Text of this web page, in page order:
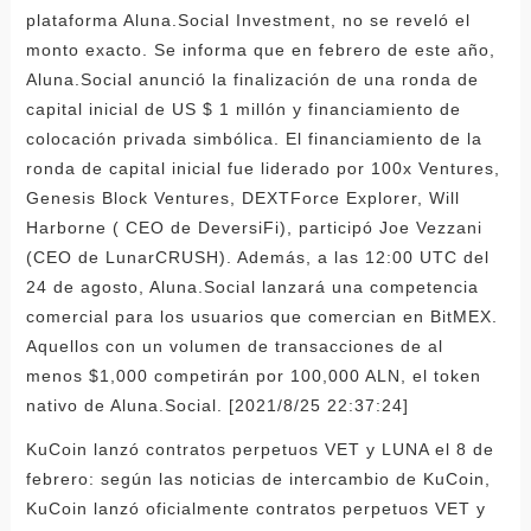
plataforma Aluna.Social Investment, no se reveló el
monto exacto. Se informa que en febrero de este año,
Aluna.Social anunció la finalización de una ronda de
capital inicial de US $ 1 millón y financiamiento de
colocación privada simbólica. El financiamiento de la
ronda de capital inicial fue liderado por 100x Ventures,
Genesis Block Ventures, DEXTForce Explorer, Will
Harborne ( CEO de DeversiFi), participó Joe Vezzani
(CEO de LunarCRUSH). Además, a las 12:00 UTC del
24 de agosto, Aluna.Social lanzará una competencia
comercial para los usuarios que comercian en BitMEX.
Aquellos con un volumen de transacciones de al
menos $1,000 competirán por 100,000 ALN, el token
nativo de Aluna.Social. [2021/8/25 22:37:24]
KuCoin lanzó contratos perpetuos VET y LUNA el 8 de
febrero: según las noticias de intercambio de KuCoin,
KuCoin lanzó oficialmente contratos perpetuos VET y